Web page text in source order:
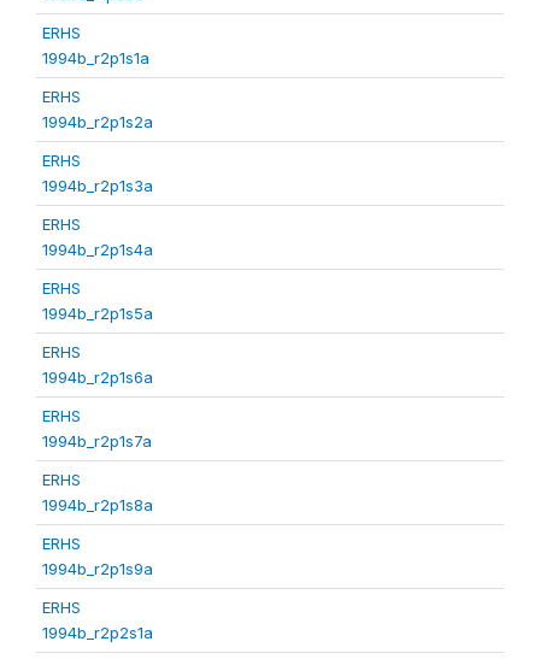
ERHS
1994b_r2p1s1a
ERHS
1994b_r2p1s2a
ERHS
1994b_r2p1s3a
ERHS
1994b_r2p1s4a
ERHS
1994b_r2p1s5a
ERHS
1994b_r2p1s6a
ERHS
1994b_r2p1s7a
ERHS
1994b_r2p1s8a
ERHS
1994b_r2p1s9a
ERHS
1994b_r2p2s1a